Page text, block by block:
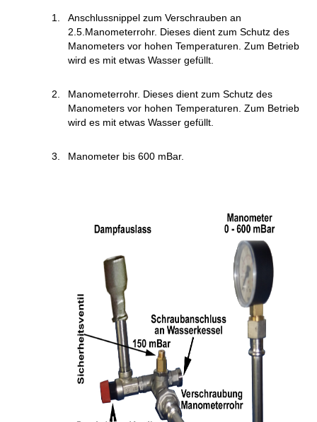
Anschlussnippel zum Verschrauben an
2.5.Manometerrohr. Dieses dient zum Schutz des
Manometers vor hohen Temperaturen. Zum Betrieb
wird es mit etwas Wasser gefüllt.
Manometerrohr. Dieses dient zum Schutz des
Manometers vor hohen Temperaturen. Zum Betrieb
wird es mit etwas Wasser gefüllt.
Manometer bis 600 mBar.